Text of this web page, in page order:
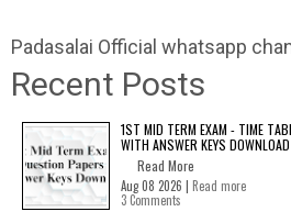
Padasalai Official whatsapp
Recent Posts
1ST MID TERM EXAM - TIME
WITH ANSWER KEYS DOWNLOAD
Read More
Aug 08 2026 | Read more
3 Comments